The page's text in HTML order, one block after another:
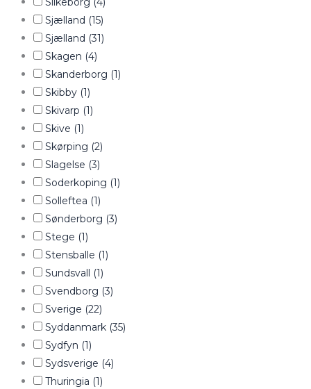
Sjælland (15)
Sjælland (31)
Skagen (4)
Skanderborg (1)
Skibby (1)
Skivarp (1)
Skive (1)
Skørping (2)
Slagelse (3)
Soderkoping (1)
Solleftea (1)
Sønderborg (3)
Stege (1)
Stensballe (1)
Sundsvall (1)
Svendborg (3)
Sverige (22)
Syddanmark (35)
Sydfyn (1)
Sydsverige (4)
Thuringia (1)